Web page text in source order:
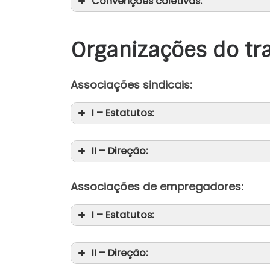
Organizações do
Associações sindicais:
I – Estatutos:
II – Direção:
Associações de empregadores:
I – Estatutos:
II – Direção: